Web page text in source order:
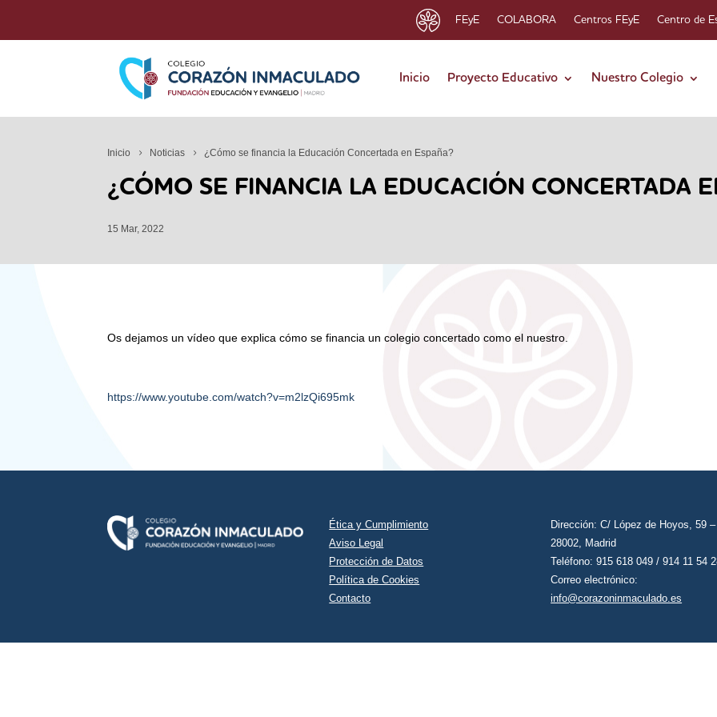
FEyE COLABORA Centros FEyE Centro de
Inicio Proyecto Educativo Nuestro Colegio
Inicio Noticias ¿Cómo se financia la Educación Concertada en España?
¿CÓMO SE FINANCIA LA EDUCACIÓN CONCERTADA
15 Mar, 2022
Os dejamos un vídeo que explica cómo se financia un colegio concertado como el nuestro.
https://www.youtube.com/watch?v=m2lzQi695mk
Ética y Cumplimiento
Aviso Legal
Protección de Datos
Política de Cookies
Contacto
Dirección: C/ López de Hoyos, 59 –
28002, Madrid
Teléfono: ‭915 618 049‬ / 914 11 54
Correo electrónico:
info@corazoninmaculado.es